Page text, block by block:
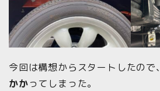
今回は構想からスタートしたので、
かかってしまった。